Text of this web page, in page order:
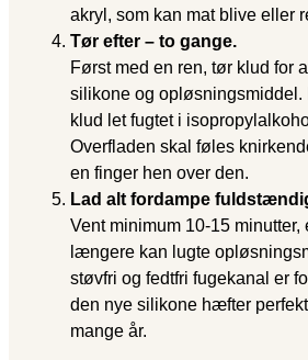
akryl, som kan mat blive eller
Tør efter – to gange.
Først med en ren, tør klud for
silikone og
klud let fugtet i
Overfladen skal føles
en finger hen over den.
Lad alt fordampe
Vent minimum 10-15 minutter,
længere kan lugte
støvfri og fedtfri fugekanal er
den nye silikone hæfter
mange år.